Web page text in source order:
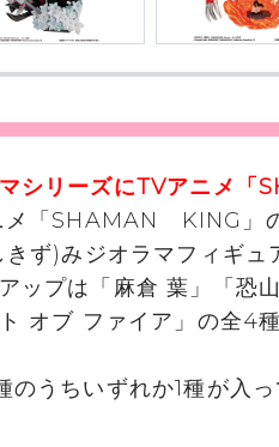
シリーズにTVアニメ
メ「SHAMAN KING」
きず)みジオラマフィギュ
ップは「麻倉 葉」「恐
オブ ファイア」の全4種
うちいずれか1種が入っ